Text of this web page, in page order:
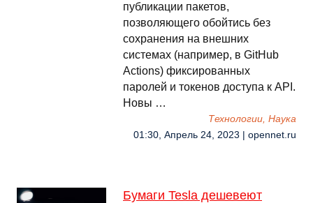
публикации пакетов,
позволяющего обойтись без
сохранения на внешних
системах (например, в GitHub
Actions) фиксированных
паролей и токенов доступа к API.
Новы …
Технологии, Наука
01:30, Апрель 24, 2023 | opennet.ru
Бумаги Tesla дешевеют